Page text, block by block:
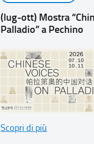
(lug-ott) Mostra
Palladio” a Pechino
Scopri di più